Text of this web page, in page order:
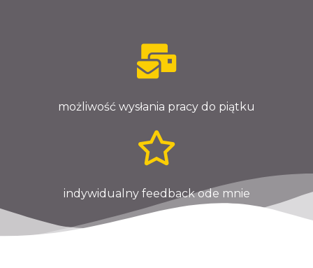
możliwość wysłania pracy do piątku
indywidualny feedback ode mnie